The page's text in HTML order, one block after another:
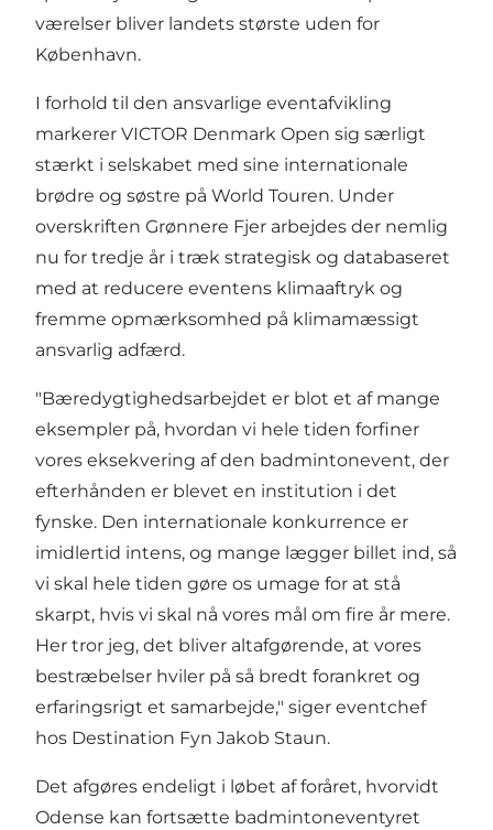
værelser bliver landets største uden for
København.
I forhold til den ansvarlige eventafvikling
markerer VICTOR Denmark Open sig særligt
stærkt i selskabet med sine internationale
brødre og søstre på World Touren. Under
overskriften Grønnere Fjer arbejdes der nemlig
nu for tredje år i træk strategisk og databaseret
med at reducere eventens klimaaftryk og
fremme opmærksomhed på klimamæssigt
ansvarlig adfærd.
"Bæredygtighedsarbejdet er blot et af mange
eksempler på, hvordan vi hele tiden forfiner
vores eksekvering af den badmintonevent, der
efterhånden er blevet en institution i det
fynske. Den internationale konkurrence er
imidlertid intens, og mange lægger billet ind, så
vi skal hele tiden gøre os umage for at stå
skarpt, hvis vi skal nå vores mål om fire år mere.
Her tror jeg, det bliver altafgørende, at vores
bestræbelser hviler på så bredt forankret og
erfaringsrigt et samarbejde," siger eventchef
hos Destination Fyn Jakob Staun.
Det afgøres endeligt i løbet af foråret, hvorvidt
Odense kan fortsætte badmintoneventyret